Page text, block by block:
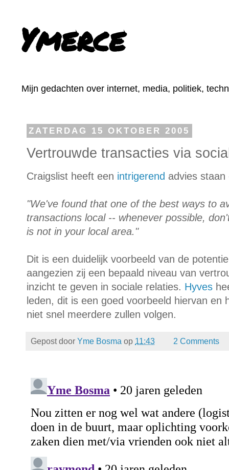
Ymerce
Mijn gedachten over internet, media, politiek,
ZATERDAG 15 OKTOBER 2005
Vertrouwde transacties via
Craigslist heeft een intrigerend advies
"We've found that one of the best ways to
transactions local -- whenever possible,
is not in your local area."
Dit is een duidelijk voorbeeld van de
aangezien zij een bepaald niveau van
inzicht te geven in sociale relaties. Hyves
leden, dit is een goed voorbeeld hiervan en
niet snel meerdere zullen volgen.
Gepost door Yme Bosma op 11:43 2 Comments